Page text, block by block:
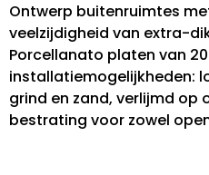
Ontwerp buitenruimtes
veelzijdigheid van extra-
Porcellanato platen van
installatiemogelijkheden:
grind en zand, verlijmd
bestrating voor zowel